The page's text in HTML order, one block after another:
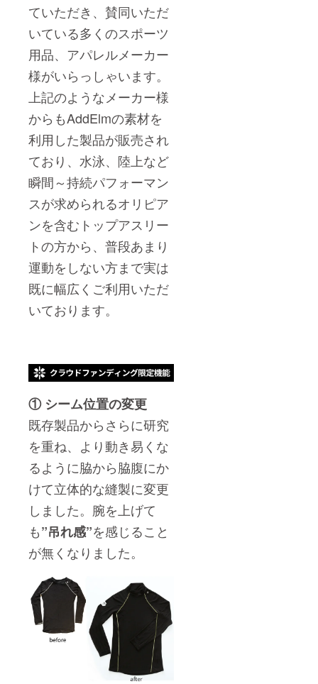
ていただき、賛同いただ
いている多くのスポーツ
用品、アパレルメーカー
様がいらっしゃいます。
上記のようなメーカー様
からもAddElmの素材を
利用した製品が販売され
ており、 水泳、陸上など
瞬間～持続パフォーマン
スが求められるオリピア
ンを含むトップアスリー
トの方から、普段あまり
運動をしない方まで実は
既に幅広くご利用いただ
いております。
① シーム位置の変更
既存製品からさらに研究
を重ね、より動き易くな
るように脇から脇腹にか
けて立体的な縫製に変更
しました。腕を上げて
も”吊れ感”を感じること
が無くなりました。